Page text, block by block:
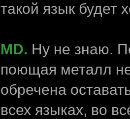
такой язык будет
MD. Ну не знаю.
поющая металл
обречена
всех языках, во